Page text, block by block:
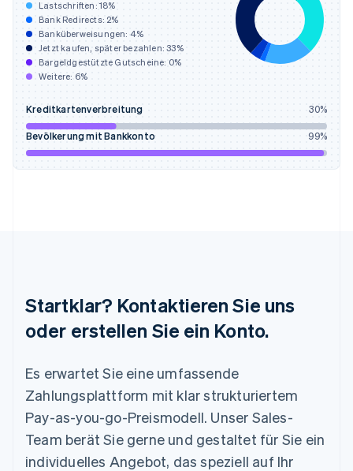
Lastschriften: 18%
Bank Redirects: 2%
Banküberweisungen: 4%
Jetzt kaufen, später bezahlen:33%
Bargeldgestützte Gutscheine: 0%
Weitere: 6%
Kreditkartenverbreitung 30%
Bevölkerung mit Bankkonto 99%
Startklar? Kontaktieren Sie uns
oder erstellen Sie ein Konto.
Es erwartet Sie eine umfassende
Zahlungsplattform mit klar strukturiertem
Pay-as-you-go-Preismodell. Unser Sales-
Team berät Sie gerne und gestaltet für Sie ein
individuelles Angebot, das speziell auf Ihr
ItalianoEnglish
Japan
日本語English
Kanada
EnglishFrançais
EnglishItaliano
Lettland
English
Liechtenstein
DeutschEnglish
English
EspañolEnglish
English
NederlandsEnglish
Norwegen
English
Österreich
Deutsch English